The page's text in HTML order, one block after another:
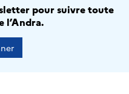
pour suivre toute
l’Andra.